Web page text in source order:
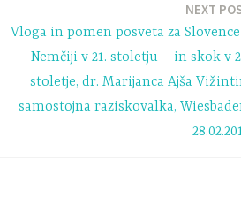
NEXT
Vloga in pomen posveta za
Nemčiji v 21. stoletju – in skok v
stoletje, dr. Marijanca Ajša
samostojna raziskovalka,